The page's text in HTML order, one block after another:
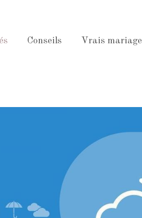
Conseils Vrais mariage